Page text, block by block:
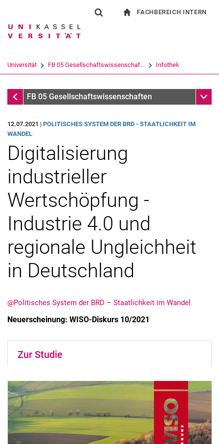
Springe direkt zu: Inhalt
Springe direkt zu: Suche
Springe direkt zu:
Suchbegriff
Suchen (öffnet externen Link in einem
FACHBEREICH INTERN
Universität FB 05 Gesellschaftswissenschaf... Infothek
InfothekFB 05 Gesellschaftswissenschaften
12.07.2021 | PO­LI­TI­SCHES SYS­TEM DER BRD - STAAT­LICH­KEIT IM
WAN­DEL
Digitalisierung
industrieller
Wertschöpfung -
Industrie 4.0 und
regionale Ungleichheit
in Deutschland
@Politisches System der BRD – Staatlichkeit im Wandel
Neuerscheinung: WISO-Diskurs 10/2021
Zur Studie